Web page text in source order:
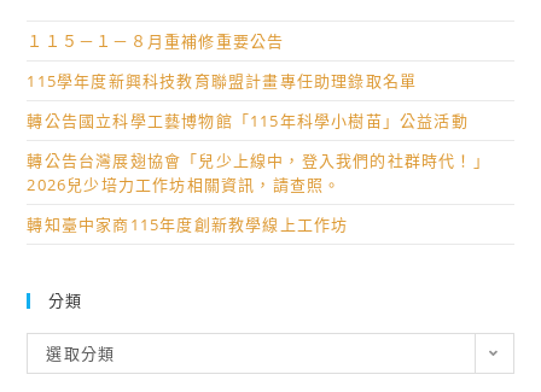
１１５－１－８月重補修重要公告
115學年度新興科技教育聯盟計畫專任助理錄取名單
轉公告國立科學工藝博物館「115年科學小樹苗」公益活動
轉公告台灣展翅協會「兒少上線中，登入我們的社群時代！」
2026兒少培力工作坊相關資訊，請查照。
轉知臺中家商115年度創新教學線上工作坊
分類
類
選取分類